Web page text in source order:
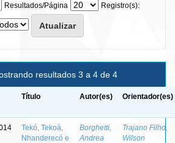
Resultados/Página
Registro(s):
resultados 3 a 4 de 4
Título Autor(es) Orientador(es)
Tekó, Tekoá,
Nhanderecó e
Borghetti,
Andrea
Trajano Filho,
Wilson